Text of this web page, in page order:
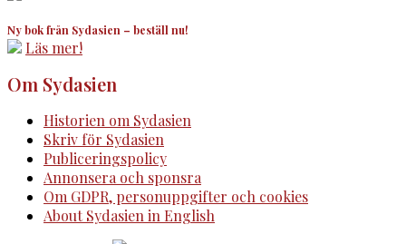
Ny bok från Sydasien – beställ nu!
Läs mer!
Om Sydasien
Historien om Sydasien
Skriv för Sydasien
Publiceringspolicy
Annonsera och sponsra
Om GDPR, personuppgifter och cookies
About Sydasien in English